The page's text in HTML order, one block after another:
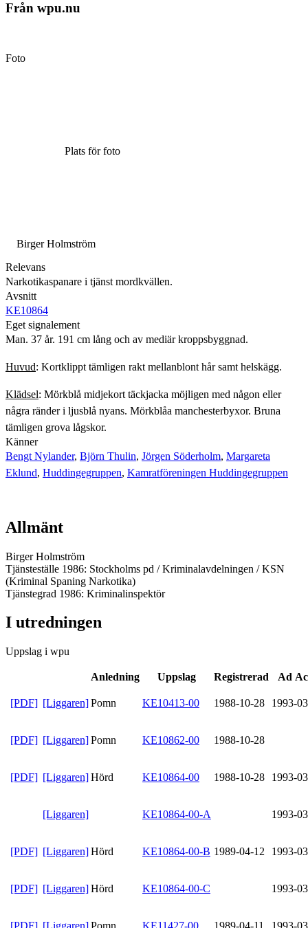
Från wpu.nu
Foto
Plats för foto
Birger Holmström
Relevans
Narkotikaspanare i tjänst mordkvällen.
Avsnitt
KE10864
Eget signalement
Man. 37 år. 191 cm lång och av mediär kroppsbyggnad.
Huvud: Kortklippt tämligen rakt mellanblont hår samt helskägg.
Klädsel: Mörkblå midjekort täckjacka möjligen med någon eller
några ränder i ljusblå nyans. Mörkblåa manchesterbyxor. Bruna
tämligen grova lågskor.
Känner
Bengt Nylander, Björn Thulin, Jörgen Söderholm, Margareta
Eklund, Huddingegruppen, Kamratföreningen Huddingegruppen
Allmänt
Birger Holmström
Tjänsteställe 1986: Stockholms pd / Kriminalavdelningen / KSN
(Kriminal Spaning Narkotika)
Tjänstegrad 1986: Kriminalinspektör
I utredningen
Uppslag i wpu
Anledning Uppslag Registrerad Ad
[PDF] [Liggaren]Pomn KE10413-00 1988-10-28 1993-
[PDF] [Liggaren]Pomn KE10862-00 1988-10-28
[PDF] [Liggaren]Hörd KE10864-00 1988-10-28 1993-
[Liggaren] KE10864-00-A 1993-
[PDF] [Liggaren]Hörd KE10864-00-B 1989-04-12 1993-
[PDF] [Liggaren]Hörd KE10864-00-C 1993-